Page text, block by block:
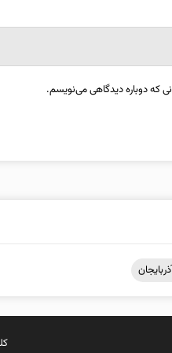
که دوباره دیدگاهی می‌نویسم.